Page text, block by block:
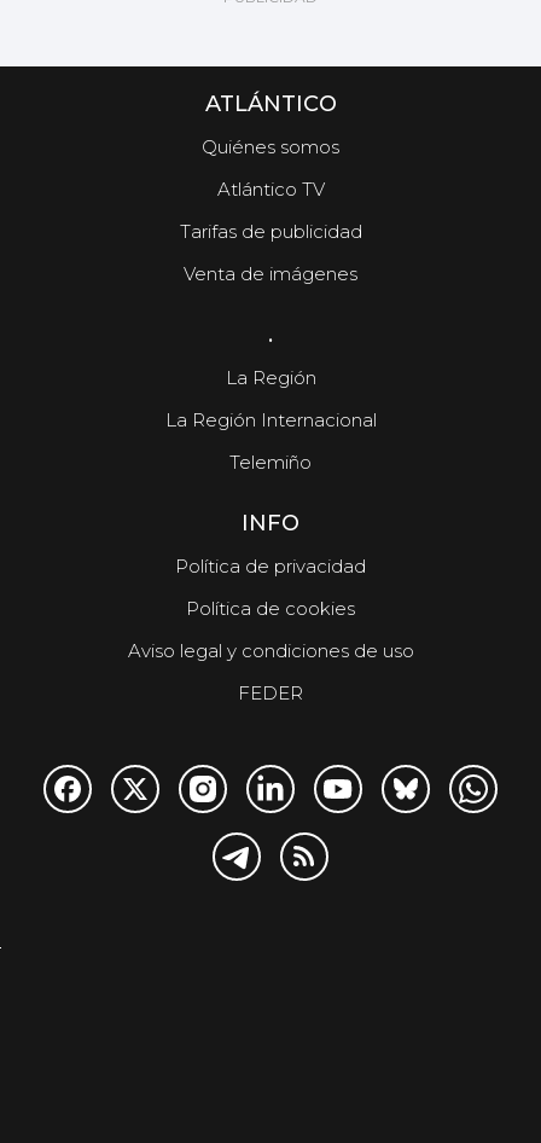
ATLÁNTICO
Quiénes somos
Atlántico TV
Tarifas de publicidad
Venta de imágenes
.
La Región
La Región Internacional
Telemiño
INFO
Política de privacidad
Política de cookies
Aviso legal y condiciones de uso
FEDER